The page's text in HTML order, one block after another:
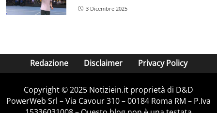
3 Dicembre 2025
Redazione Disclaimer Privacy Policy
Copyright © 2025 Notiziein.it proprietà di D&D
PowerWeb Srl – Via Cavour 310 – 00184 Roma RM – P.Iva